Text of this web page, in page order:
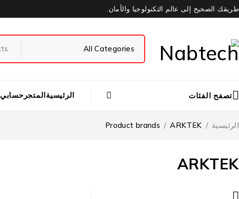
طريقك الصحيح إلى عالم التكنولوجيا والأمان.
تصفح الفئات الرئيسيةالمتجر حسابي
ARKTEK
الرئيسية /
Product brands / ARKTEK